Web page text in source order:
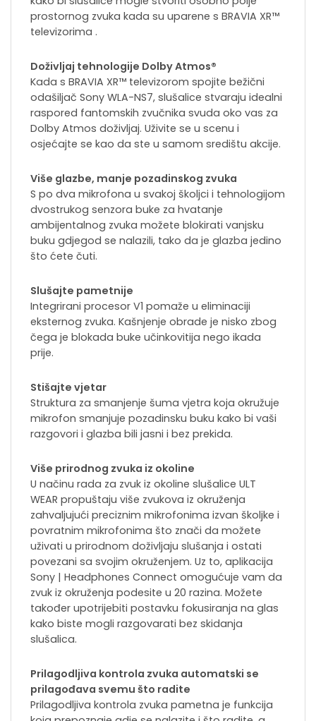
prostornog zvuka kada su uparene s BRAVIA XR™
televizorima .
Doživljaj tehnologije Dolby Atmos®
Kada s BRAVIA XR™ televizorom spojite bežični
odašiljač Sony WLA-NS7, slušalice stvaraju idealni
raspored fantomskih zvučnika svuda oko vas za
Dolby Atmos doživljaj. Uživite se u scenu i
osjećajte se kao da ste u samom središtu akcije.
Više glazbe, manje pozadinskog zvuka
S po dva mikrofona u svakoj školjci i tehnologijom
dvostrukog senzora buke za hvatanje
ambijentalnog zvuka možete blokirati vanjsku
buku gdjegod se nalazili, tako da je glazba jedino
što ćete čuti.
Slušajte pametnije
Integrirani procesor V1 pomaže u eliminaciji
eksternog zvuka. Kašnjenje obrade je nisko zbog
čega je blokada buke učinkovitija nego ikada
prije.
Stišajte vjetar
Struktura za smanjenje šuma vjetra koja okružuje
mikrofon smanjuje pozadinsku buku kako bi vaši
razgovori i glazba bili jasni i bez prekida.
Više prirodnog zvuka iz okoline
U načinu rada za zvuk iz okoline slušalice ULT
WEAR propuštaju više zvukova iz okruženja
zahvaljujući preciznim mikrofonima izvan školjke i
povratnim mikrofonima što znači da možete
uživati u prirodnom doživljaju slušanja i ostati
povezani sa svojim okruženjem. Uz to, aplikacija
Sony | Headphones Connect omogućuje vam da
zvuk iz okruženja podesite u 20 razina. Možete
također upotrijebiti postavku fokusiranja na glas
kako biste mogli razgovarati bez skidanja
slušalica.
Prilagodljiva kontrola zvuka automatski se
prilagođava svemu što radite
Prilagodljiva kontrola zvuka pametna je funkcija